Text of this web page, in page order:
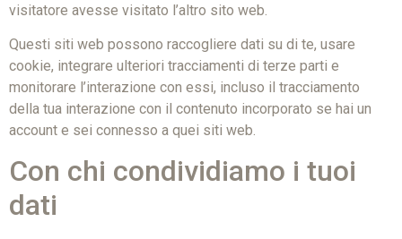
visitatore avesse visitato l’altro sito web.
Questi siti web possono raccogliere dati su di te, usare
cookie, integrare ulteriori tracciamenti di terze parti e
monitorare l’interazione con essi, incluso il tracciamento
della tua interazione con il contenuto incorporato se hai un
account e sei connesso a quei siti web.
Con chi condividiamo i tuoi
dati